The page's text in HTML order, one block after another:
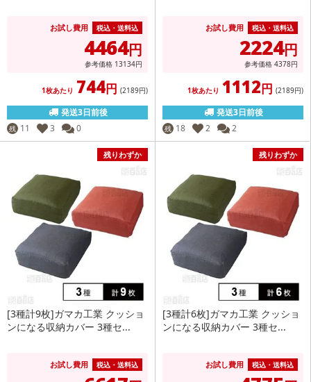
お試し費用 税込・送料込
4464円
参考価格 13134円
1枚あたり 744円 (2189円)
発送3日前後
残 11 3 0
お試し費用 税込・送料込
2224円
参考価格 4378円
1枚あたり 1112円 (2189円)
発送3日前後
残 18 2 2
残りわずか
[3種計9枚]ガマカ工業 クッショ
ンになる収納カバー 3種セ...
お試し費用 税込・送料込
残りわずか
[3種計6枚]ガマカ工業 クッショ
ンになる収納カバー 3種セ...
お試し費用 税込・送料込